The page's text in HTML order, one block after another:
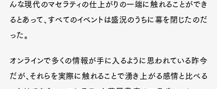
んな現代のマセラティの仕上がりの一端に触れることができ
るとあって、すべてのイベントは盛況のうちに幕を閉じたのだ
った。
オンラインで多くの情報が手に入るように思われている昨今
だが、それらを実際に触れることで湧き上がる感情と比べる